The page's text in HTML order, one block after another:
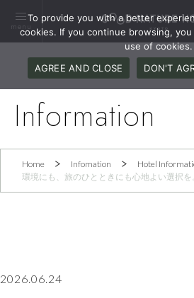
menu
Information
Home Infomation
Hotel
環境にも、旅のひとときにも心地よい選択
2026.06.24
To provide you with a better
cookies. If you continue browsing,
use of cookies.
AGREE AND CLOSE
DON'T